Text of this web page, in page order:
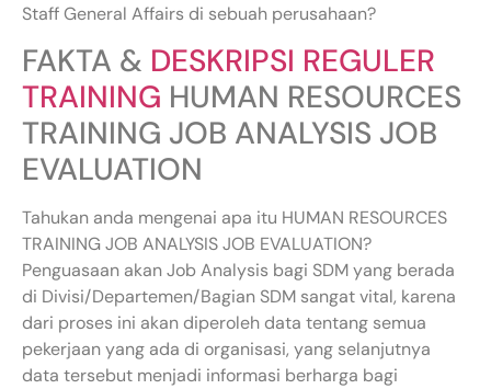
Staff General Affairs di sebuah perusahaan?
FAKTA & DESKRIPSI REGULER
TRAINING HUMAN RESOURCES
TRAINING JOB ANALYSIS JOB
EVALUATION
Tahukan anda mengenai apa itu HUMAN RESOURCES
TRAINING JOB ANALYSIS JOB EVALUATION?
Penguasaan akan Job Analysis bagi SDM yang berada
di Divisi/Departemen/Bagian SDM sangat vital, karena
dari proses ini akan diperoleh data tentang semua
pekerjaan yang ada di organisasi, yang selanjutnya
data tersebut menjadi informasi berharga bagi